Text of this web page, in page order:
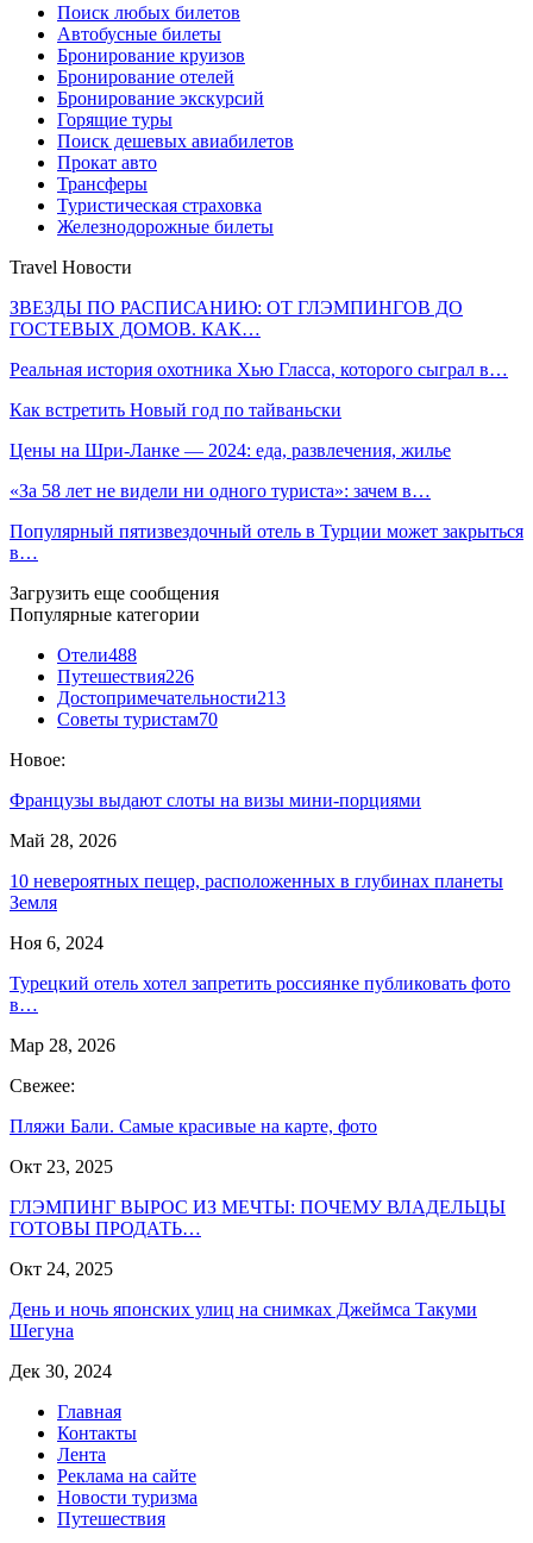
Поиск любых билетов
Автобусные билеты
Бронирование круизов
Бронирование отелей
Бронирование экскурсий
Горящие туры
Поиск дешевых авиабилетов
Прокат авто
Трансферы
Туристическая страховка
Железнодорожные билеты
Travel Новости
ЗВЕЗДЫ ПО РАСПИСАНИЮ: ОТ ГЛЭМПИНГОВ ДО
ГОСТЕВЫХ ДОМОВ. КАК…
Реальная история охотника Хью Гласса, которого сыграл в…
Как встретить Новый год по тайваньски
Цены на Шри-Ланке — 2024: еда, развлечения, жилье
«За 58 лет не видели ни одного туриста»: зачем в…
Популярный пятизвездочный отель в Турции может закрыться
в…
Загрузить еще сообщения
Популярные категории
Отели488
Путешествия226
Достопримечательности213
Советы туристам70
Новое:
Французы выдают слоты на визы мини-порциями
Май 28, 2026
10 невероятных пещер, расположенных в глубинах планеты
Земля
Ноя 6, 2024
Турецкий отель хотел запретить россиянке публиковать фото
в…
Мар 28, 2026
Свежее:
Пляжи Бали. Самые красивые на карте, фото
Окт 23, 2025
ГЛЭМПИНГ ВЫРОС ИЗ МЕЧТЫ: ПОЧЕМУ ВЛАДЕЛЬЦЫ
ГОТОВЫ ПРОДАТЬ…
Окт 24, 2025
День и ночь японских улиц на снимках Джеймса Такуми
Шегуна
Дек 30, 2024
Главная
Контакты
Лента
Реклама на сайте
Новости туризма
Путешествия